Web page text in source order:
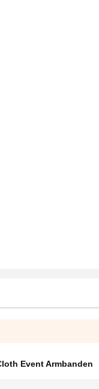
Event Armbanden